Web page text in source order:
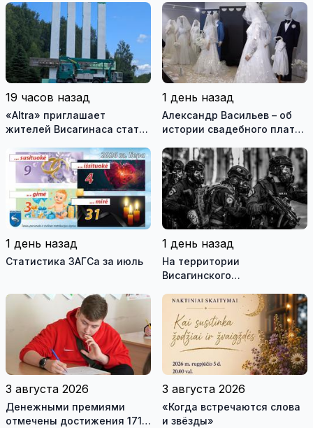
19 часов назад
«Altra» приглашает
жителей Висагинаса стать
обновлённой стелы
1 день назад
Александр Васильев – об
истории свадебного платья
истории моды (видео)
1 день назад
Статистика ЗАГСа за июль
1 день назад
На территории
Висагинского
международные
антитеррористические
учения «Baltic Shadow»
3 августа 2026
Денежными премиями
отмечены достижения 171
3 августа 2026
«Когда встречаются слова
и звёзды»